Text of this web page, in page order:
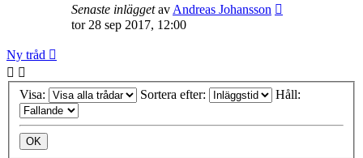
Senaste inläggetav Andreas Johansson
tor 28 sep 2017, 12:00
Ny tråd
Visa: Sortera efter: Håll: